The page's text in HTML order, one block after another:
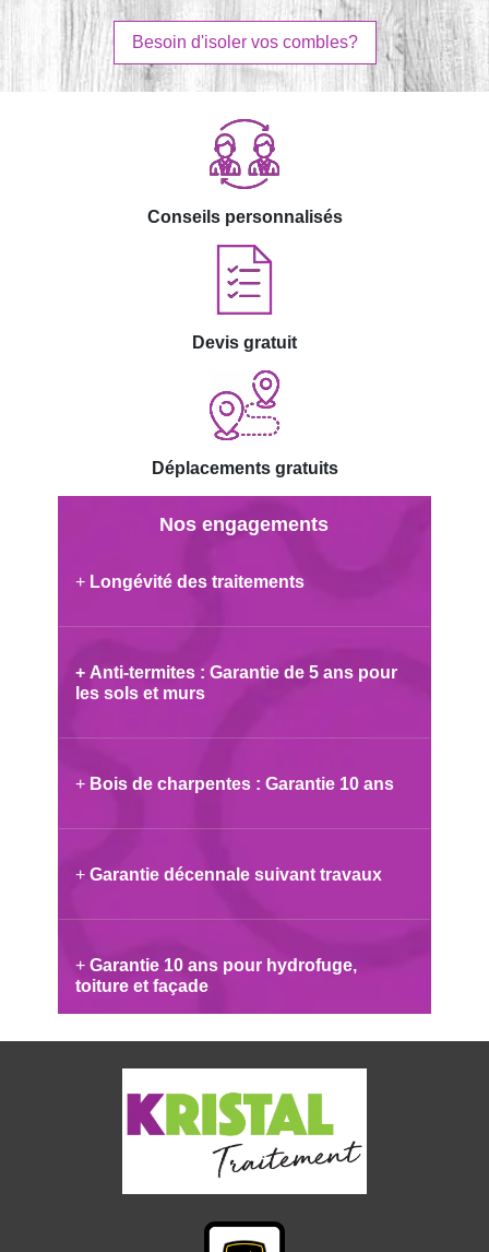
Besoin d'isoler vos combles?
Conseils personnalisés
Devis gratuit
Déplacements gratuits
Nos engagements
+ Longévité des traitements
+ Anti-termites : Garantie de 5 ans pour
les sols et murs
+ Bois de charpentes : Garantie 10 ans
+Garantie décennale suivant travaux
+Garantie 10 ans pour hydrofuge,
toiture et façade